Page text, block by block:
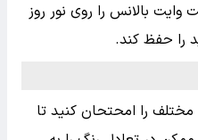
بالانس را روی نور روز
را حفظ کند.
را امحتحان کنید تا